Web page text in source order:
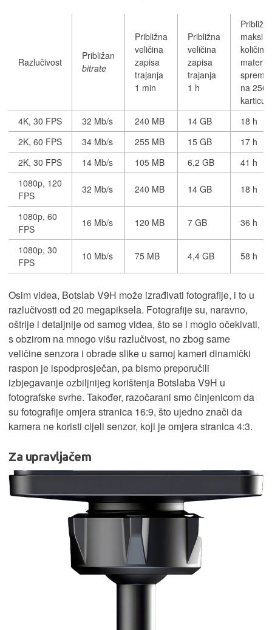
Razlučivost
Približan
bitrate
Približna
veličina
zapisa
trajanja
1 min
Približna
veličina
zapisa
trajanja
1 h
količina
na 256
karticu
4K, 30 FPS
32 Mb/s 240 MB 14 GB
18 h
2K, 60 FPS
34 Mb/s 255 MB 15 GB
17 h
2K, 30 FPS
14 Mb/s 105 MB 6,2 GB
41 h
1080p, 120
FPS
32 Mb/s 240 MB 14 GB 18 h
1080p, 60
FPS
16 Mb/s 120 MB 7 GB 36 h
1080p, 30
FPS
10 Mb/s 75 MB 4,4 GB 58 h
Osim videa, Botslab V9H može izrađivati fotografije, i to u
razlučivosti od 20 megapiksela. Fotografije su, naravno,
oštrije i detaljnije od samog videa, što se i moglo očekivati,
s obzirom na mnogo višu razlučivost, no zbog same
veličine senzora i obrade slike u samoj kameri dinamički
raspon je ispodprosječan, pa bismo preporučili
izbjegavanje ozbiljnijeg korištenja Botslaba V9H u
fotografske svrhe. Također, razočarani smo činjenicom da
su fotografije omjera stranica 16:9, što ujedno znači da
kamera ne koristi cijeli senzor, koji je omjera stranica 4:3.
Za upravljačem